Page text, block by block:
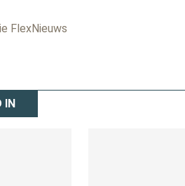
FlexNieuws
IN